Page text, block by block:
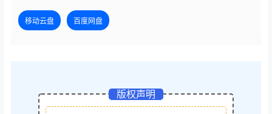
移动云盘 百度网盘
版权声明